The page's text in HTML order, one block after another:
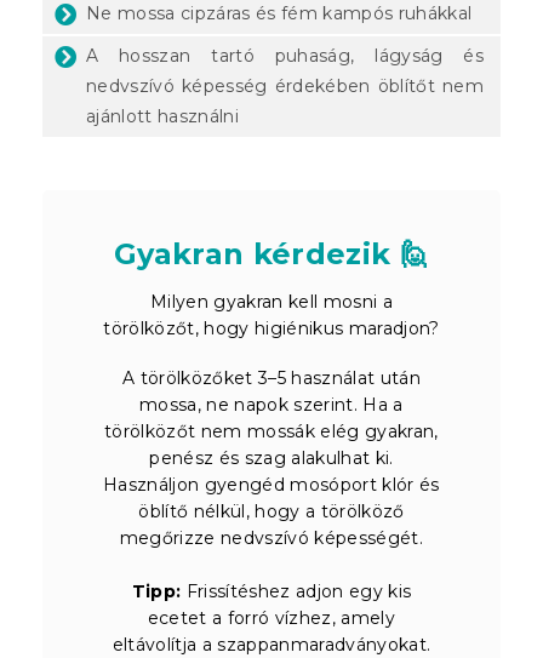
Ne mossa cipzáras és fém kampós ruhákkal
A hosszan tartó puhaság, lágyság és
nedvszívó képesség érdekében öblítőt nem
ajánlott használni
Gyakran kérdezik 🙋
Milyen gyakran kell mosni a
törölközőt, hogy higiénikus maradjon?
A törölközőket 3–5 használat után
mossa, ne napok szerint. Ha a
törölközőt nem mossák elég gyakran,
penész és szag alakulhat ki.
Használjon gyengéd mosóport klór és
öblítő nélkül, hogy a törölköző
megőrizze nedvszívó képességét.
Tipp: Frissítéshez adjon egy kis
ecetet a forró vízhez, amely
eltávolítja a szappanmaradványokat.